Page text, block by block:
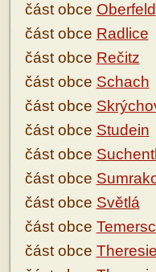
část obce Oberfeld
část obce Radlice
část obce Rečitz
část obce Schach
část obce
část obce Studein
část obce
část obce
část obce Světlá
část obce
část obce